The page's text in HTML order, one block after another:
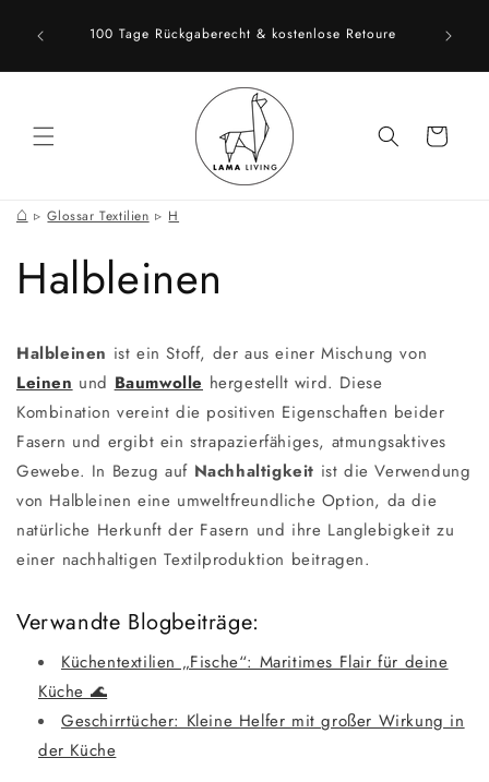
zum
Inhalt
100 Tage Rückgaberecht & kostenlose Retoure
hast
Warenkorb
⌂ Glossar Textilien H
Halbleinen
Halbleinen ist ein Stoff, der aus einer Mischung von
Leinen und Baumwolle hergestellt wird. Diese
Kombination vereint die positiven Eigenschaften beider
Fasern und ergibt ein strapazierfähiges, atmungsaktives
Gewebe. In Bezug auf Nachhaltigkeit ist die Verwendung
von Halbleinen eine umweltfreundliche Option, da die
natürliche Herkunft der Fasern und ihre Langlebigkeit zu
einer nachhaltigen Textilproduktion beitragen.
Verwandte Blogbeiträge:
Küchentextilien „Fische“: Maritimes Flair für deine
Küche 🌊
Geschirrtücher: Kleine Helfer mit großer Wirkung in
der Küche